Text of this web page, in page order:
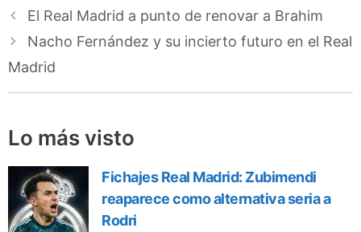
El Real Madrid a punto de renovar a Brahim
Nacho Fernández y su incierto futuro en el Real
Madrid
Lo más visto
Fichajes Real Madrid: Zubimendi
reaparece como alternativa seria a
Rodri